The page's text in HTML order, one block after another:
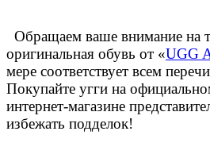
Обращаем ваше внимание на
оригинальная обувь от «UGG
мере соответствует всем
Покупайте угги на
интернет-магазине
избежать подделок!